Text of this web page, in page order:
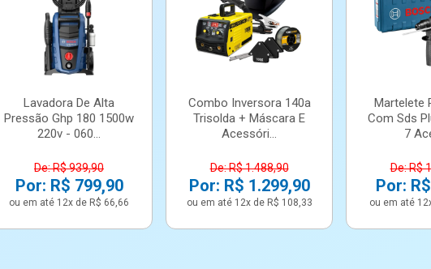
Lavadora De Alta
Pressão Ghp 180 1500w
220v - 060...
De: R$ 939,90
Por: R$ 799,90
ou em até 12x de R$ 66,66
Combo Inversora 140a
Trisolda + Máscara E
Acessóri...
De: R$ 1.488,90
Por: R$ 1.299,90
ou em até 12x de R$ 108,33
Martelete
Com Sds
7
De: R$
Por:
ou em até